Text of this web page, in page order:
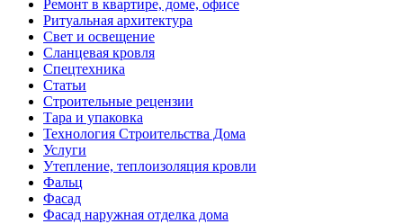
Ремонт в квартире, доме, офисе
Ритуальная архитектура
Свет и освещение
Сланцевая кровля
Спецтехника
Статьи
Строительные рецензии
Тара и упаковка
Технология Строительства Дома
Услуги
Утепление, теплоизоляция кровли
Фальц
Фасад
Фасад наружная отделка дома